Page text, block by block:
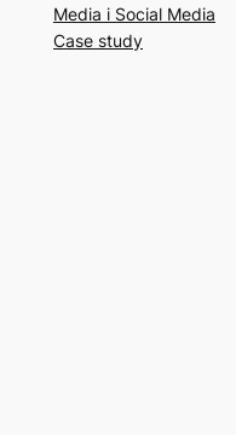
Media i Social Media
Case study